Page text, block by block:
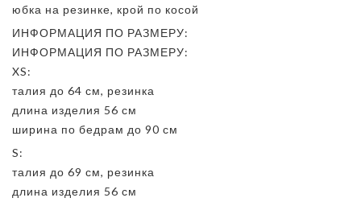
юбка на резинке, крой по косой
ИНФОРМАЦИЯ ПО РАЗМЕРУ:
ИНФОРМАЦИЯ ПО РАЗМЕРУ:
XS:
талия до 64 см, резинка
длина изделия 56 см
ширина по бедрам до 90 см
S:
талия до 69 см, резинка
длина изделия 56 см